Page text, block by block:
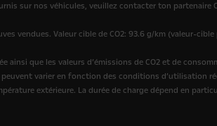
sur nos véhicules, veuillez contacter ton partenaire
vendues. Valeur cible de CO2: 93.6 g/km (valeur-
ainsi que les valeurs d’émissions de CO2 et de
peuvent varier en fonction des conditions d’utilisation
extérieure. La durée de charge dépend en